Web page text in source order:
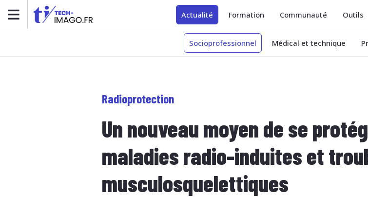
Actualité Formation Communauté Outils
Socioprofessionnel Médical et technique
Radioprotection
Un nouveau moyen de se
maladies radio-induites et
musculosquelettiques